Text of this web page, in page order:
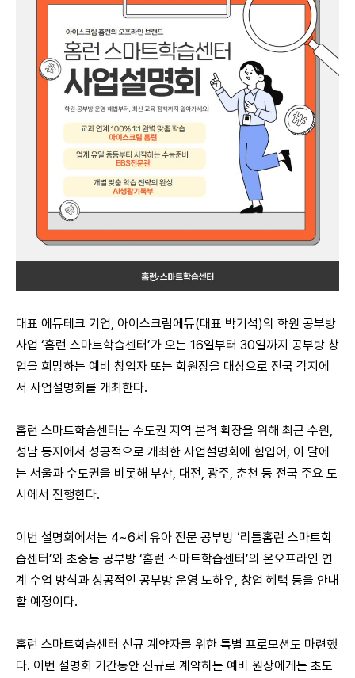
대표 에듀테크 기업, 아이스크림에듀(대표 박기석)의 학원 공부방
사업 ‘홈런 스마트학습센터’가 오는 16일부터 30일까지 공부방 창
업을 희망하는 예비 창업자 또는 학원장을 대상으로 전국 각지에
서 사업설명회를 개최한다.
홈런 스마트학습센터는 수도권 지역 본격 확장을 위해 최근 수원,
성남 등지에서 성공적으로 개최한 사업설명회에 힘입어, 이 달에
는 서울과 수도권을 비롯해 부산, 대전, 광주, 춘천 등 전국 주요 도
시에서 진행한다.
이번 설명회에서는 4~6세 유아 전문 공부방 ‘리틀홈런 스마트학
습센터’와 초중등 공부방 ‘홈런 스마트학습센터’의 온오프라인 연
계 수업 방식과 성공적인 공부방 운영 노하우, 창업 혜택 등을 안내
할 예정이다.
홈런 스마트학습센터 신규 계약자를 위한 특별 프로모션도 마련했
다. 이번 설명회 기간동안 신규로 계약하는 예비 원장에게는 초도